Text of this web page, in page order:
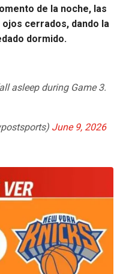
de la noche, las
cerrados, dando la
dormido.
asleep during Game 3.
June 9, 2026